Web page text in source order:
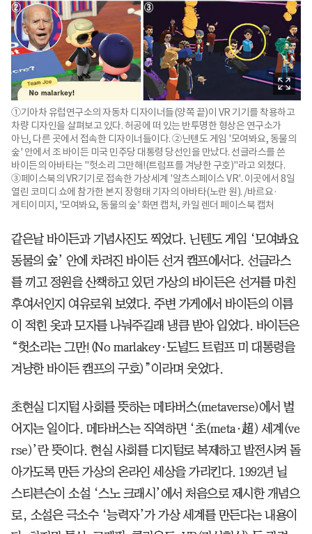
①기아차 유럽연구소의 자동차 디자이너들(양쪽 끝)이 VR 기기를 착용하고
차량 디자인을 살펴보고 있다. 허공에 떠 있는 반투명한 형상은 연구소가
아닌, 다른 곳에서 접속한 디자이너들이다. ②닌텐도 게임 '모여봐요, 동물의
숲' 안에서 조 바이든 미국 민주당 대통령 당선인을 만났다. 선글라스를 쓴
바이든의 아바타는 "헛소리 그만해!(트럼프를 겨냥한 구호)"라고 외쳤다.
③페이스북의 VR기기로 접속한 가상세계 '알츠스페이스 VR'. 이곳에서 8일
열린 코미디 쇼에 참가한 본지 장형태 기자의 아바타(노란 원). /바르요·
게티이미지, '모여봐요, 동물의 숲' 화면 캡처, 카일 렌더 페이스북 캡처
같은날 바이든과 기념사진도 찍었다. 닌텐도 게임 ‘모여봐요
동물의 숲’ 안에 차려진 바이든 선거 캠프에서다. 선글라스
를 끼고 정원을 산책하고 있던 가상의 바이든은 선거를 마친
후여서인지 여유로워 보였다. 주변 가게에서 바이든의 이름
이 적힌 옷과 모자를 나눠주길래 냉큼 받아 입었다. 바이든은
“헛소리는 그만!(No marlakey·도널드 트럼프 미 대통령을
겨냥한 바이든 캠프의 구호)”이라며 웃었다.
초현실 디지털 사회를 뜻하는 메타버스(metaverse)에서 벌
어지는 일이다. 메타버스는 직역하면 ‘초(meta·超) 세계(ve
rse)’란 뜻이다. 현실 사회를 디지털로 복제하고 발전시켜 돌
아가도록 만든 가상의 온라인 세상을 가리킨다. 1992년 닐
스티븐슨이 소설 ‘스노 크래시’에서 처음으로 제시한 개념으
로, 소설은 극소수 ‘능력자’가 가상 세계를 만든다는 내용이